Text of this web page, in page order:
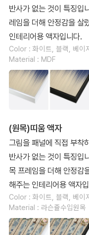
반사가 없는 것이 특징
레임을 더해 안정감을 살
인테리어용 액자입니다.
Color : 화이트, 블랙, 베이
Material : MDF
(원목)띠움 액자
그림을 패널에 직접 부착
반사가 없는 것이 특징
목 프레임을 더해 안정감
해주는 인테리어용 액자
Color : 화이트, 블랙, 베이
Material : 라슨쥴수입원목